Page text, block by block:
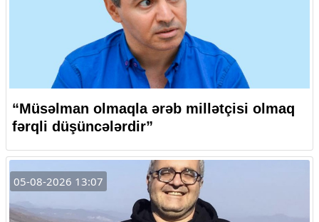
“Müsəlman olmaqla ərəb millətçisi olmaq
fərqli düşüncələrdir”
05-08-2026 13:07